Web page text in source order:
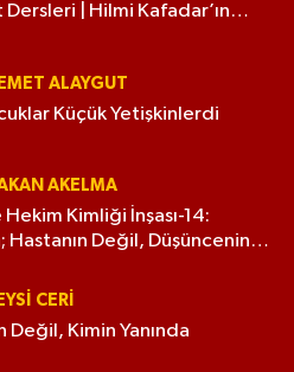
Dersleri | Hilmi Kafadar’ın
ALAYGUT
Küçük Yetişkinlerdi
AKELMA
Hekim Kimliği İnşası-14:
Hastanın Değil, Düşüncenin
CERİ
Değil, Kimin Yanında